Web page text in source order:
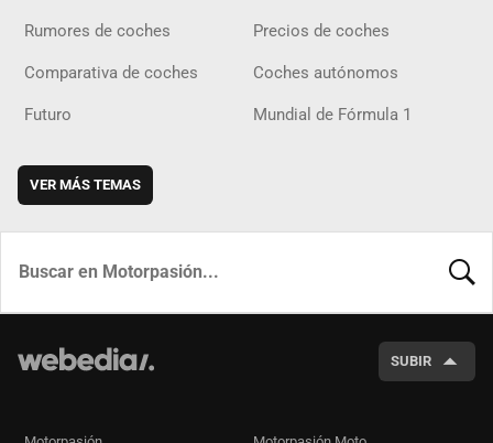
Rumores de coches Precios de coches
Comparativa de coches Coches autónomos
Futuro Mundial de Fórmula 1
VER MÁS TEMAS
SUBIR